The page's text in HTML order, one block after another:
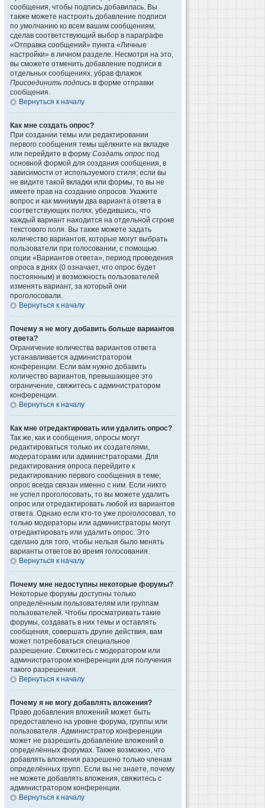
сообщения, чтобы подпись добавилась. Вы
также можете настроить добавление подписи
по умолчанию ко всем вашим сообщениям,
сделав соответствующий выбор в параграфе
«Отправка сообщений» пункта «Личные
настройки» в личном разделе. Несмотря на это,
вы сможете отменить добавление подписи в
отдельных сообщениях, убрав флажок
Присоединить подпись в форме отправки
сообщения.
Вернуться к началу
Как мне создать опрос?
При создании темы или редактировании
первого сообщения темы щёлкните на вкладке
или перейдите в форму Создать опрос под
основной формой для создания сообщения, в
зависимости от используемого стиля; если вы
не видите такой вкладки или формы, то вы не
имеете прав на создание опросов. Укажите
вопрос и как минимум два варианта ответа в
соответствующих полях, убедившись, что
каждый вариант находится на отдельной строке
текстового поля. Вы также можете задать
количество вариантов, которые могут выбрать
пользователи при голосовании, с помощью
опции «Вариантов ответа», период проведения
опроса в днях (0 означает, что опрос будет
постоянным) и возможность пользователей
изменять вариант, за который они
проголосовали.
Вернуться к началу
Почему я не могу добавить больше вариантов
ответа?
Ограничение количества вариантов ответа
устанавливается администратором
конференции. Если вам нужно добавить
количество вариантов, превышающее это
ограничение, свяжитесь с администратором
конференции.
Вернуться к началу
Как мне отредактировать или удалить опрос?
Так же, как и сообщения, опросы могут
редактироваться только их создателями,
модераторами или администраторами. Для
редактирования опроса перейдите к
редактированию первого сообщения в теме;
опрос всегда связан именно с ним. Если никто
не успел проголосовать, то вы можете удалить
опрос или отредактировать любой из вариантов
ответа. Однако если кто-то уже проголосовал, то
только модераторы или администраторы могут
отредактировать или удалить опрос. Это
сделано для того, чтобы нельзя было менять
варианты ответов во время голосования.
Вернуться к началу
Почему мне недоступны некоторые форумы?
Некоторые форумы доступны только
определённым пользователям или группам
пользователей. Чтобы просматривать такие
форумы, создавать в них темы и оставлять
сообщения, совершать другие действия, вам
может потребоваться специальное
разрешение. Свяжитесь с модератором или
администратором конференции для получения
такого разрешения.
Вернуться к началу
Почему я не могу добавлять вложения?
Право добавления вложений может быть
предоставлено на уровне форума, группы или
пользователя. Администратор конференции
может не разрешить добавление вложений в
определённых форумах. Также возможно, что
добавлять вложения разрешено только членам
определённых групп. Если вы не знаете, почему
не можете добавлять вложения, свяжитесь с
администратором конференции.
Вернуться к началу